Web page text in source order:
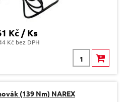
Kč / Ks
Kč bez DPH
(139 Nm) NAREX